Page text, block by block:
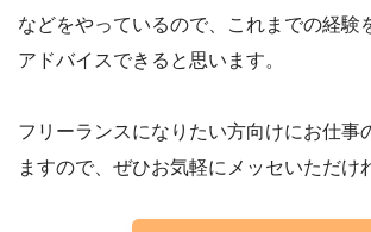
などをやっているので、これまでの経験
アドバイスできると思います。
フリーランスになりたい方向けにお仕事
ますので、ぜひお気軽にメッセいただけ